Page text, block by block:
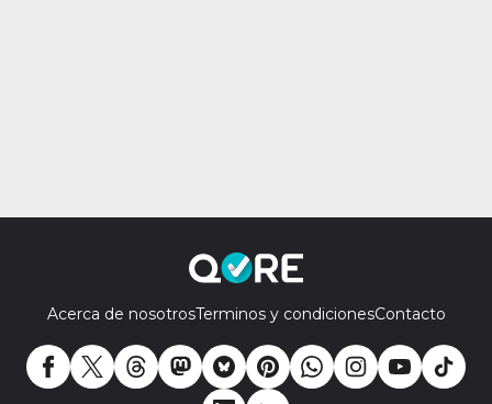
Acerca de nosotrosTerminos y condicionesContacto